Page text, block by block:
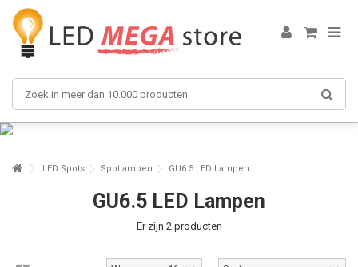
LED Spots Spotlampen GU6.5 LED Lampen
GU6.5 LED Lampen
Er zijn 2 producten